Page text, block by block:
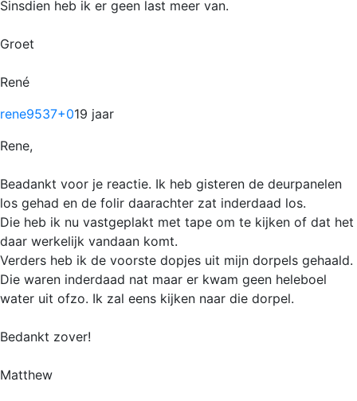
Sinsdien heb ik er geen last meer van.
Groet
René
rene9537+019 jaar
Rene,
Beadankt voor je reactie. Ik heb gisteren de deurpanelen
los gehad en de folir daarachter zat inderdaad los.
Die heb ik nu vastgeplakt met tape om te kijken of dat het
daar werkelijk vandaan komt.
Verders heb ik de voorste dopjes uit mijn dorpels gehaald.
Die waren inderdaad nat maar er kwam geen heleboel
water uit ofzo. Ik zal eens kijken naar die dorpel.
Bedankt zover!
Matthew